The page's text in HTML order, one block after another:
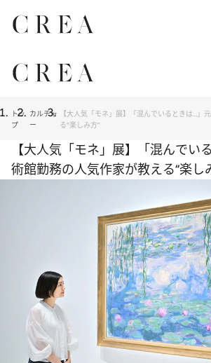
トッ
プ
カルチャ
ー
【大人気「モネ」展】「混んでいるときは…」
る“楽しみ方”
【大人気「モネ」展】「混んでい
術館勤務の人気作家が教える“楽し